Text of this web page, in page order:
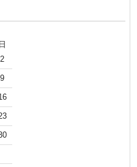
日
2
9